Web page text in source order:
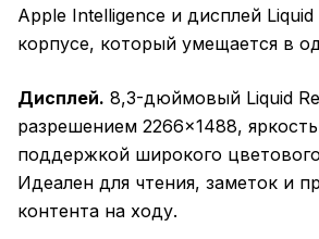
Apple Intelligence и дисплей
корпусе, который умещается в
Дисплей. 8,3-дюймовый Liquid
разрешением 2266×1488,
поддержкой широкого
Идеален для чтения, заметок и
контента на ходу.